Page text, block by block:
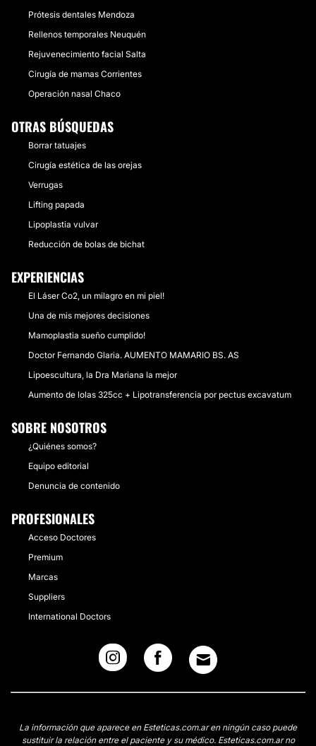
Prótesis dentales Mendoza
Rellenos temporales Neuquén
Rejuvenecimiento facial Salta
Cirugía de mamas Corrientes
Operación nasal Chaco
OTRAS BÚSQUEDAS
Borrar tatuajes
Cirugía estética de las orejas
Verrugas
Lifting papada
Lipoplastia vulvar
Reducción de bolas de bichat
EXPERIENCIAS
El Láser Co2, un milagro en mi piel!
Una de mis mejores decisiones
Mamoplastia sueño cumplido!
Doctor Fernando Glaria. AUMENTO MAMARIO BS. AS
Lipoescultura, la Dra Mariana la mejor
Aumento de lolas 325cc + Lipotransferencia por pectus excavatum
SOBRE NOSOTROS
¿Quiénes somos?
Equipo editorial
Denuncia de contenido
PROFESIONALES
Acceso Doctores
Premium
Marcas
Suppliers
International Doctors
La información que aparece en Esteticas.com.ar en ningún caso puede
sustituir la relación entre el paciente y su médico. Esteticas.com.ar no